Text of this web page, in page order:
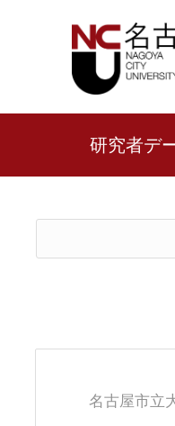
研究者デ
名古屋市立